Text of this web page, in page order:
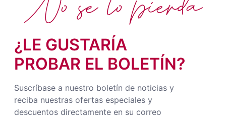
¿LE GUSTARÍA
PROBAR EL BOLETÍN?
Suscríbase a nuestro boletín de noticias y
reciba nuestras ofertas especiales y
descuentos directamente en su correo